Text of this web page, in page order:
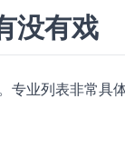
没有戏
专业列表非常具